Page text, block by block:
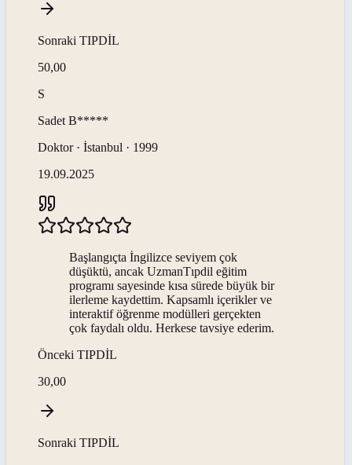
Sonraki TIPDİL
50,00
S
Sadet B*****
Doktor · İstanbul · 1999
19.09.2025
Başlangıçta İngilizce seviyem çok
düşüktü, ancak UzmanTıpdil eğitim
programı sayesinde kısa sürede büyük bir
ilerleme kaydettim. Kapsamlı içerikler ve
interaktif öğrenme modülleri gerçekten
çok faydalı oldu. Herkese tavsiye ederim.
Önceki TIPDİL
30,00
Sonraki TIPDİL